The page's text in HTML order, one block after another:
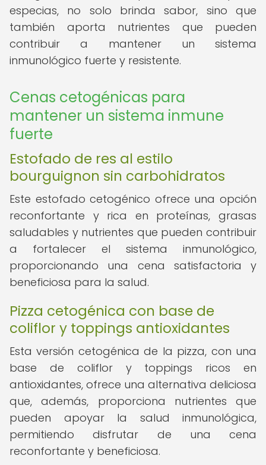
especias, no solo brinda sabor, sino que
también aporta nutrientes que pueden
contribuir a mantener un sistema
inmunológico fuerte y resistente.
Cenas cetogénicas para
mantener un sistema inmune
fuerte
Estofado de res al estilo
bourguignon sin carbohidratos
Este estofado cetogénico ofrece una opción
reconfortante y rica en proteínas, grasas
saludables y nutrientes que pueden contribuir
a fortalecer el sistema inmunológico,
proporcionando una cena satisfactoria y
beneficiosa para la salud.
Pizza cetogénica con base de
coliflor y toppings antioxidantes
Esta versión cetogénica de la pizza, con una
base de coliflor y toppings ricos en
antioxidantes, ofrece una alternativa deliciosa
que, además, proporciona nutrientes que
pueden apoyar la salud inmunológica,
permitiendo disfrutar de una cena
reconfortante y beneficiosa.